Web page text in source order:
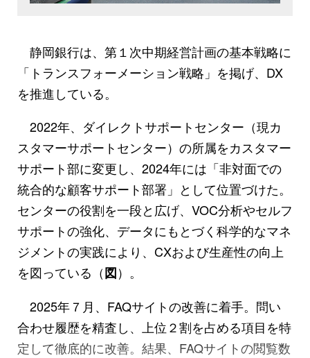
静岡銀行は、第１次中期経営計画の基本戦略に
「トランスフォーメーション戦略」を掲げ、DX
を推進している。
2022年、ダイレクトサポートセンター（現カ
スタマーサポートセンター）の所属をカスタマー
サポート部に変更し、2024年には「非対面での
統合的な顧客サポート部署」として位置づけた。
センターの役割を一段と広げ、VOC分析やセルフ
サポートの強化、データにもとづく科学的なマネ
ジメントの実践により、CXおよび生産性の向上
を図っている（図）。
2025年７月、FAQサイトの改善に着手。問い
合わせ履歴を精査し、上位２割を占める項目を特
定して徹底的に改善。結果、FAQサイトの閲覧数